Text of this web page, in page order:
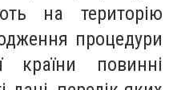
на територію
процедури
країни повинні